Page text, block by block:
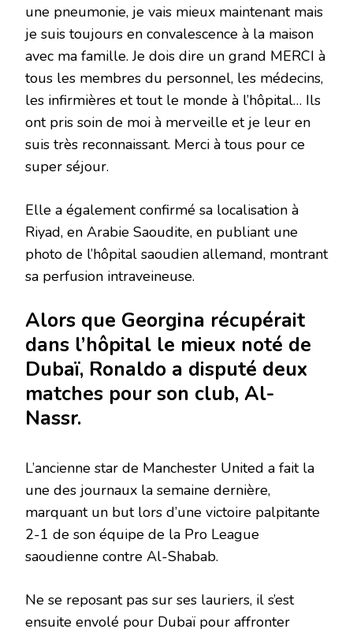
une pneumonie, je vais mieux maintenant mais
je suis toujours en convalescence à la maison
avec ma famille. Je dois dire un grand MERCI à
tous les membres du personnel, les médecins,
les infirmières et tout le monde à l’hôpital… Ils
ont pris soin de moi à merveille et je leur en
suis très reconnaissant. Merci à tous pour ce
super séjour.
Elle a également confirmé sa localisation à
Riyad, en Arabie Saoudite, en publiant une
photo de l’hôpital saoudien allemand, montrant
sa perfusion intraveineuse.
Alors que Georgina récupérait
dans l’hôpital le mieux noté de
Dubaï, Ronaldo a disputé deux
matches pour son club, Al-
Nassr.
L’ancienne star de Manchester United a fait la
une des journaux la semaine dernière,
marquant un but lors d’une victoire palpitante
2-1 de son équipe de la Pro League
saoudienne contre Al-Shabab.
Ne se reposant pas sur ses lauriers, il s’est
ensuite envolé pour Dubaï pour affronter